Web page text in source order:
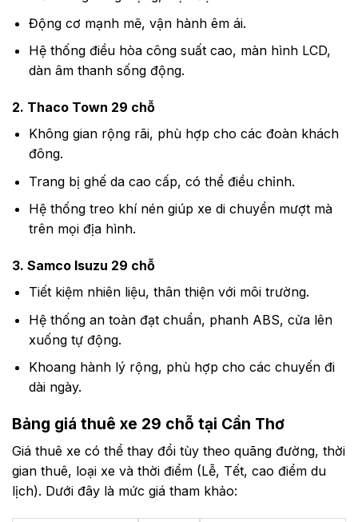
Động cơ mạnh mẽ, vận hành êm ái.
Hệ thống điều hòa công suất cao, màn hình LCD,
dàn âm thanh sống động.
2. Thaco Town 29 chỗ
Không gian rộng rãi, phù hợp cho các đoàn khách
đông.
Trang bị ghế da cao cấp, có thể điều chỉnh.
Hệ thống treo khí nén giúp xe di chuyển mượt mà
trên mọi địa hình.
3. Samco Isuzu 29 chỗ
Tiết kiệm nhiên liệu, thân thiện với môi trường.
Hệ thống an toàn đạt chuẩn, phanh ABS, cửa lên
xuống tự động.
Khoang hành lý rộng, phù hợp cho các chuyến đi
dài ngày.
Bảng giá thuê xe 29 chỗ tại Cần Thơ
Giá thuê xe có thể thay đổi tùy theo quãng đường, thời
gian thuê, loại xe và thời điểm (Lễ, Tết, cao điểm du
lịch). Dưới đây là mức giá tham khảo: